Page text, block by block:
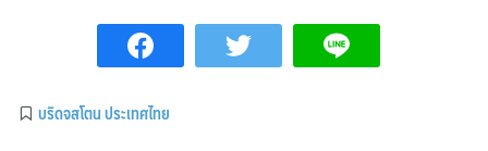
บริดจสโตน ประเทศไทย